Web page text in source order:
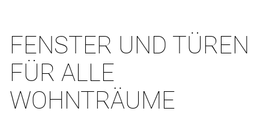
FENSTER UND TÜREN
FÜR ALLE
WOHNTRÄUME